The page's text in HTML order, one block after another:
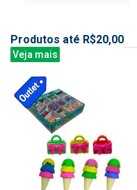
Produtos até R$20,00
Veja mais